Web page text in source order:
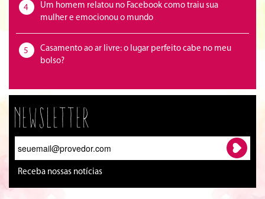
4
Um homem relatou no Facebook como traiu sua
mulher e emocionou o mundo
5
Casamento ao ar livre: o lugar perfeito cabe no meu
bolso?
Newsletter
Receba nossas notícias